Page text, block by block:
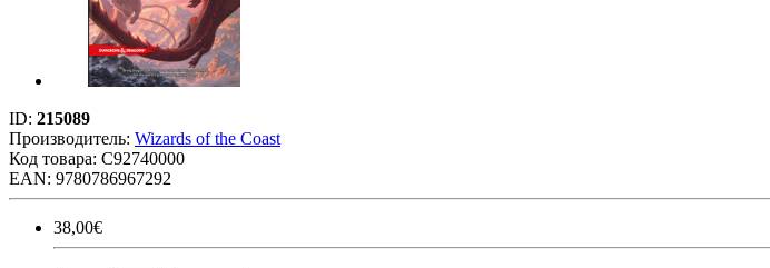
ID: 215089
Производитель: Wizards of the Coast
Код товара: C92740000
EAN: 9780786967292
38,00€